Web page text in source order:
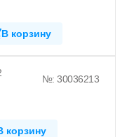
В корзину
№: 30036213
корзину